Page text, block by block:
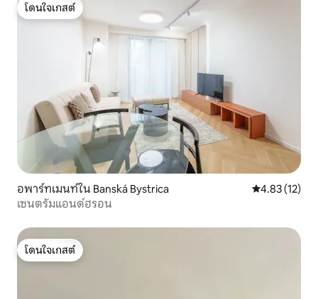
โดนใจเกสต์
โดนใจเกสต์
อพาร์ทเมนท์ใน Banská Bystrica คะแนนเฉลี่ย
4.83 (12)
เซนตรัมแอนด์ฮรอน
โดนใจเกสต์
โดนใจเกสต์